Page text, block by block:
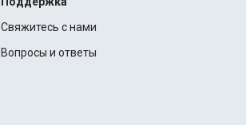
Свяжитесь с нами
Вопросы и ответы